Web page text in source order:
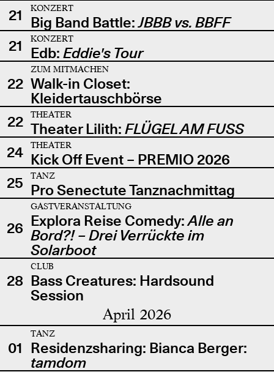
21
KONZERT
Big Band Battle:JBBB vs. BBFF
21
KONZERT
Edb: Eddie's Tour
22
ZUM MITMACHEN
Walk-in Closet:
Kleidertauschbörse
22
THEATER
Theater Lilith: FLÜGEL AM FUSS
24
THEATER
Kick Off Event – PREMIO 2026
25
TANZ
Pro Senectute Tanznachmittag
26
GASTVERANSTALTUNG
Explora Reise Comedy:Alle an
Bord?! – Drei Verrückte im
Solarboot
28
CLUB
Bass Creatures: Hardsound
Session
April 2026
01
TANZ
Residenzsharing: Bianca Berger:
tamdom